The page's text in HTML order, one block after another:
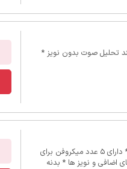
* مناسب برای استفاده در دوربین های مداربسته * دارای مدار قدرتمند تحلیل صوت بدون نویز *
* میکروفن مناسب برای سیستم دوربین مداربسته دارای رابط BNC * دارای 5 عدد میکروفن برای
اضافی و نویز ها * بدنه